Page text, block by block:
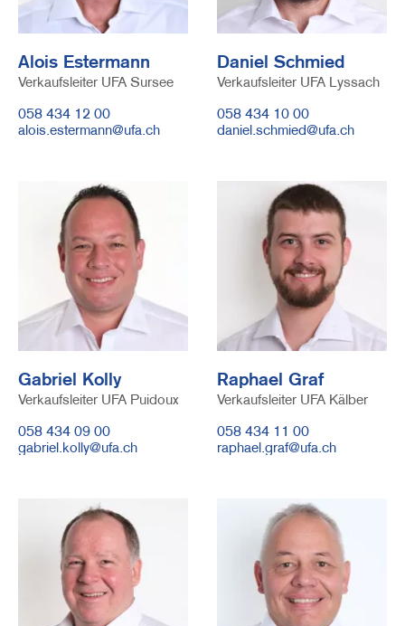
Alois Estermann
Verkaufsleiter UFA Sursee
Telefonnummer
058 434 12 00
E-
alois.estermann@ufa.ch
Daniel Schmied
Verkaufsleiter UFA Lyssach
Telefonnummer
058 434 10 00
E-
daniel.schmied@ufa.ch
Gabriel Kolly
Verkaufsleiter UFA Puidoux
Telefonnummer
058 434 09 00
E-
gabriel.kolly@ufa.ch
Raphael Graf
Verkaufsleiter UFA Kälber
Telefonnummer
058 434 11 00
E-
raphael.graf@ufa.ch